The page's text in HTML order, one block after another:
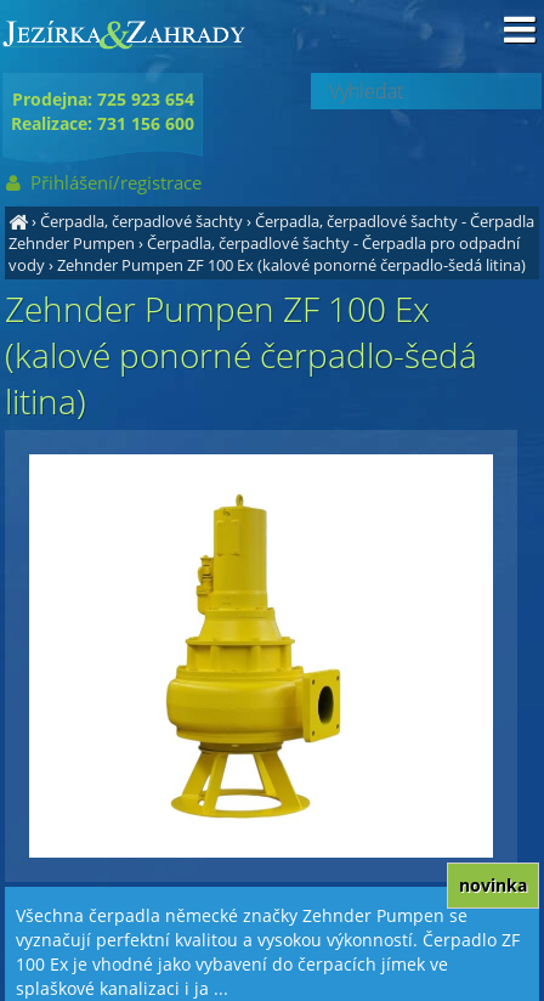
›Čerpadla, čerpadlové šachty›Čerpadla, čerpadlové šachty - Čerpadla
Zehnder Pumpen ›Čerpadla, čerpadlové šachty - Čerpadla pro odpadní
vody›Zehnder Pumpen ZF 100 Ex (kalové ponorné čerpadlo-šedá litina)
Zehnder Pumpen ZF 100 Ex
(kalové ponorné čerpadlo-šedá
litina)
Všechna čerpadla německé značky Zehnder Pumpen se
vyznačují perfektní kvalitou a vysokou výkonností. Čerpadlo ZF
100 Ex je vhodné jako vybavení do čerpacích jímek ve
splaškové kanalizaci i ja ...
novinka
Prodejna: 725 923 654
Realizace: 731 156 600
Přihlášení/registrace